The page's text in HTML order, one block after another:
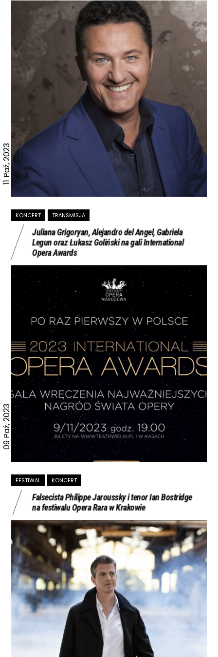
11 Paź, 2023
KONCERT TRANSMISJA
Juliana Grigoryan, Alejandro del Angel, Gabriela
Legun oraz Łukasz Goliński na gali International
Opera Awards
09 Paź, 2023
FESTIWAL KONCERT
Falsecista Philippe Jaroussky i tenor Ian Bostridge
na festiwalu Opera Rara w Krakowie